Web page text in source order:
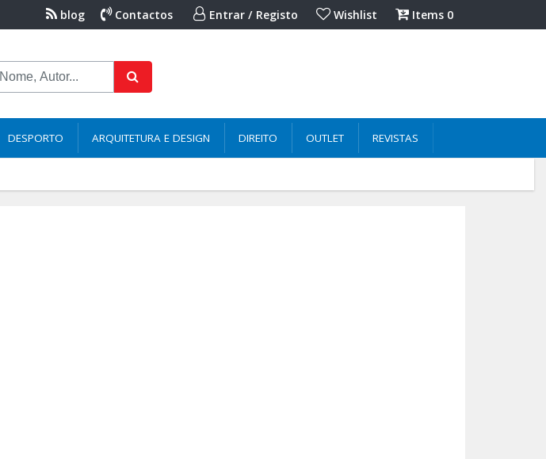
blog Contactos Entrar / Registo Wishlist Items 0
DESPORTO ARQUITETURA E DESIGN DIREITO OUTLET REVISTAS